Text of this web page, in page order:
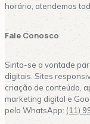
horário, atendemos
Fale Conosco
Sinta-se a vontade
digitais. Sites
criação de conteúdo,
marketing digital e
pelo WhatsApp: (11)